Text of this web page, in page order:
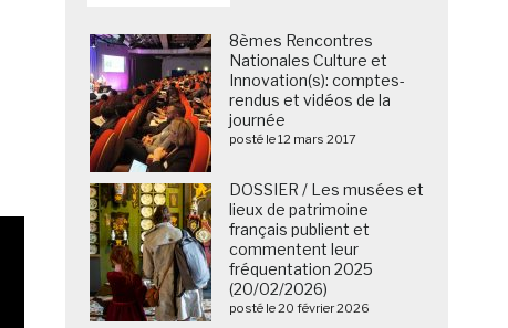
8èmes Rencontres
Nationales Culture et
Innovation(s): comptes-
rendus et vidéos de la
journée
posté le 12 mars 2017
DOSSIER / Les musées et
lieux de patrimoine
français publient et
commentent leur
fréquentation 2025
(20/02/2026)
posté le 20 février 2026